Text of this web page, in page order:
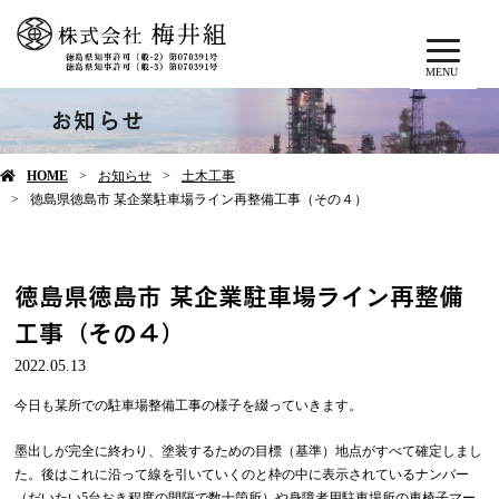
MENU
お知らせ
HOME お知らせ
土木工事
徳島県徳島市 某企業駐車場ライン再整備工事（その４）
徳島県徳島市 某企業駐車場ライン再整備
工事（その４）
2022.05.13
今日も某所での駐車場整備工事の様子を綴っていきます。
墨出しが完全に終わり、塗装するための目標（基準）地点がすべて確定しまし
た。後はこれに沿って線を引いていくのと枠の中に表示されているナンバー